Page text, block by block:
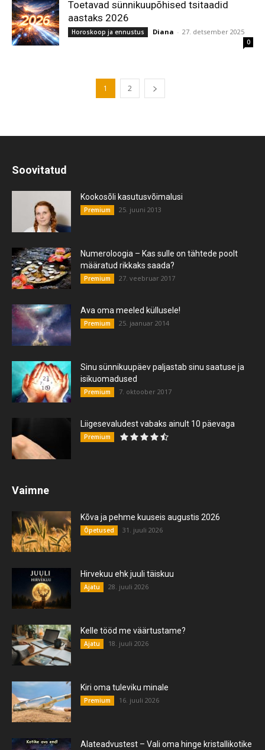
Toetavad sünnikuupõhised tsitaadid
aastaks 2026
Horoskoop ja ennustus Diana - 27. detsember 2025
0
1 2
Soovitatud
Kookosõli kasutusvõimalusi
Premium 25. juuni 2013
Numeroloogia – Kas sulle on tähtede poolt
määratud rikkaks saada?
Premium 27. veebruar 2017
Ava oma meeled küllusele!
Premium 25. jaanuar 2014
Sinu sünnikuupäev paljastab sinu saatuse ja
isikuomadused
Premium 7. oktoober 2017
Liigesevaludest vabaks ainult 10 päevaga
Premium
Vaimne
Kõva ja pehme kuuseis augustis 2026
Õpetused 31. juuli 2026
Hirvekuu ehk juuli täiskuu
Ajatu 28. juuli 2026
Kelle tööd me väärtustame?
Ajatu 18. juuli 2026
Kiri oma tuleviku minale
Premium 16. juuli 2026
Alateadvustest – Vali oma hinge kristallikotike